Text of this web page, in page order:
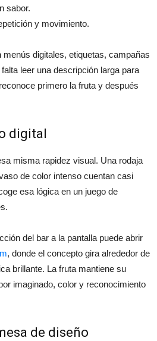
sabor.
y movimiento.
digitales, etiquetas, campañas
leer una descripción larga para
primero la fruta y después
digital
misma rapidez visual. Una rodaja
de color intenso cuentan casi
esa lógica en un juego de
del bar a la pantalla puede abrir
, donde el concepto gira alrededor de
brillante. La fruta mantiene su
imaginado, color y reconocimiento
de diseño